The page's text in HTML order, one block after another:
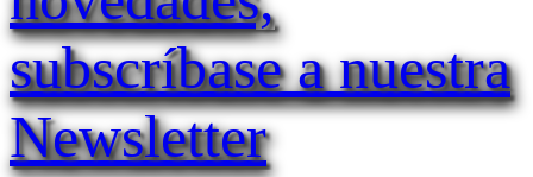
subscríbase a nuestra
Newsletter